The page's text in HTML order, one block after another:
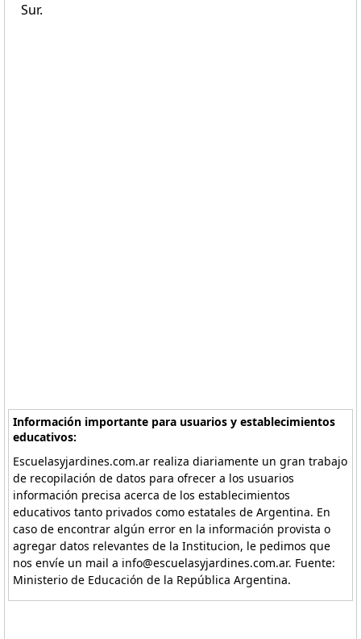
Sur.
Información importante para usuarios y establecimientos
educativos:
Escuelasyjardines.com.ar realiza diariamente un gran trabajo
de recopilación de datos para ofrecer a los usuarios
información precisa acerca de los establecimientos
educativos tanto privados como estatales de Argentina. En
caso de encontrar algún error en la información provista o
agregar datos relevantes de la Institucion, le pedimos que
nos envíe un mail a info@escuelasyjardines.com.ar. Fuente:
Ministerio de Educación de la República Argentina.